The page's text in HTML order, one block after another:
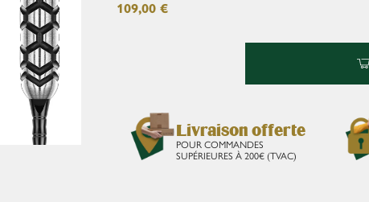
109,00€
Livraison offerte
POUR COMMANDES
SUPÉRIEURES À 200€ (TVAC)